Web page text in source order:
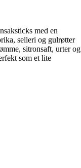
med en
selleri og gulrøtter
sitronsaft, urter og
som et lite